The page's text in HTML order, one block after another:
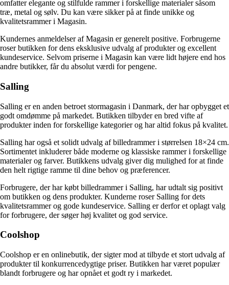
omfatter elegante og stilfulde rammer i forskellige materialer såsom
træ, metal og sølv. Du kan være sikker på at finde unikke og
kvalitetsrammer i Magasin.
Kundernes anmeldelser af Magasin er generelt positive. Forbrugerne
roser butikken for dens eksklusive udvalg af produkter og excellent
kundeservice. Selvom priserne i Magasin kan være lidt højere end hos
andre butikker, får du absolut værdi for pengene.
Salling
Salling er en anden betroet stormagasin i Danmark, der har opbygget et
godt omdømme på markedet. Butikken tilbyder en bred vifte af
produkter inden for forskellige kategorier og har altid fokus på kvalitet.
Salling har også et solidt udvalg af billedrammer i størrelsen 18×24 cm.
Sortimentet inkluderer både moderne og klassiske rammer i forskellige
materialer og farver. Butikkens udvalg giver dig mulighed for at finde
den helt rigtige ramme til dine behov og præferencer.
Forbrugere, der har købt billedrammer i Salling, har udtalt sig positivt
om butikken og dens produkter. Kunderne roser Salling for dets
kvalitetsrammer og gode kundeservice. Salling er derfor et oplagt valg
for forbrugere, der søger høj kvalitet og god service.
Coolshop
Coolshop er en onlinebutik, der sigter mod at tilbyde et stort udvalg af
produkter til konkurrencedygtige priser. Butikken har været populær
blandt forbrugere og har opnået et godt ry i markedet.